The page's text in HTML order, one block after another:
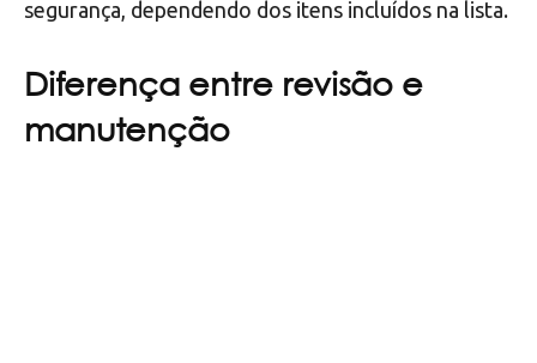
segurança, dependendo dos itens incluídos na lista.
Diferença entre revisão e
manutenção